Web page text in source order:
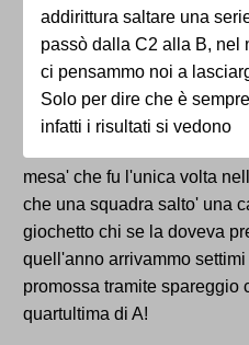
addirittura saltare una
passò dalla C2 alla B, nel
ci pensammo noi a
Solo per dire che è
infatti i risultati si vedono
mesa' che fu l'unica volta
che una squadra salto' una
giochetto chi se la doveva
quell'anno arrivammo
promossa tramite spareggio
quartultima di A!